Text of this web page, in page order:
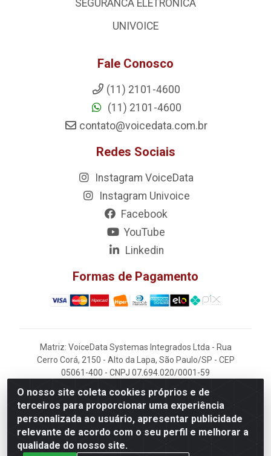
O nosso site coleta cookies próprios e de
terceiros para proporcionar uma experiência
personalizada ao usuário, apresentar publicidade
relevante de acordo com o seu perfil e melhorar a
qualidade do nosso site.
SEGURANCA ELETRONICA
UNIVOICE
Fale Conosco
(11) 2101-4600
(11) 2101-4600
contato@voicedata.com.br
Redes Sociais
Instagram VoiceData
Instagram Univoice
Facebook
YouTube
Linkedin
Formas de Pagamento
Matriz: VoiceData Systemas Integrados Ltda - Rua
Cerro Corá, 2150 - Alto da Lapa, São Paulo/SP - CEP
05061-400 - CNPJ 07.694.020/0001-59
Filial: VoiceData - Rua João Kaufmann, 405 -
Rochdale - Osasco/SP - CEP 06220-060